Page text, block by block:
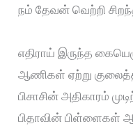
நம் தேவன் வெற்றி
எதிராய் இருந்த
ஆணிகள் ஏற்று
பிசாசின் அதிகாரம்
பிதாவின்